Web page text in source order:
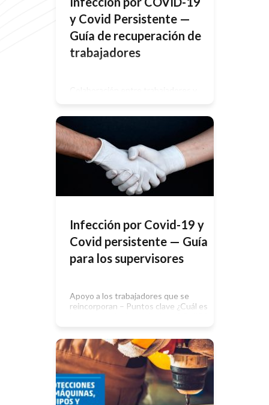
y Covid Persistente —
Guía de recuperación de
trabajadores
infección por COVID-19 o covid
persistente, puede resultar difícil
reincorporarse al trabajo. Es posible
que le cueste realizar sus
actividades cotidianas, pero que
tenga que trabajar por razones
económicas o sociales, por el bien de
Infección por Covid-19 y
Covid persistente — Guía
para los supervisores
Apoyo a los trabajadores que se
reincorporan – Puntos clave ¿Cuál es
conocer sobre los efectos de la
COVID-19, ya sabemos que: Una de
cada cinco personas presenta
síntomas al cabo de cuatro semanas,
y una de cada diez presenta
síntomas durante doce […]